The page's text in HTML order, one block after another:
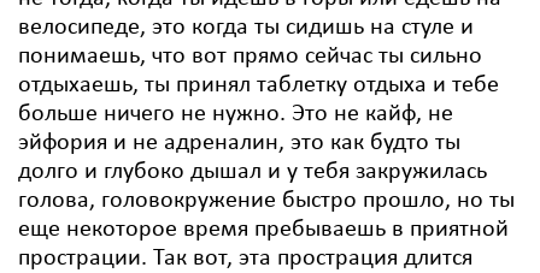
велосипеде, это когда ты сидишь на стуле и
понимаешь, что вот прямо сейчас ты сильно
отдыхаешь, ты принял таблетку отдыха и тебе
больше ничего не нужно. Это не кайф, не
эйфория и не адреналин, это как будто ты
долго и глубоко дышал и у тебя закружилась
голова, головокружение быстро прошло, но ты
еще некоторое время пребываешь в приятной
прострации. Так вот, эта прострация длится